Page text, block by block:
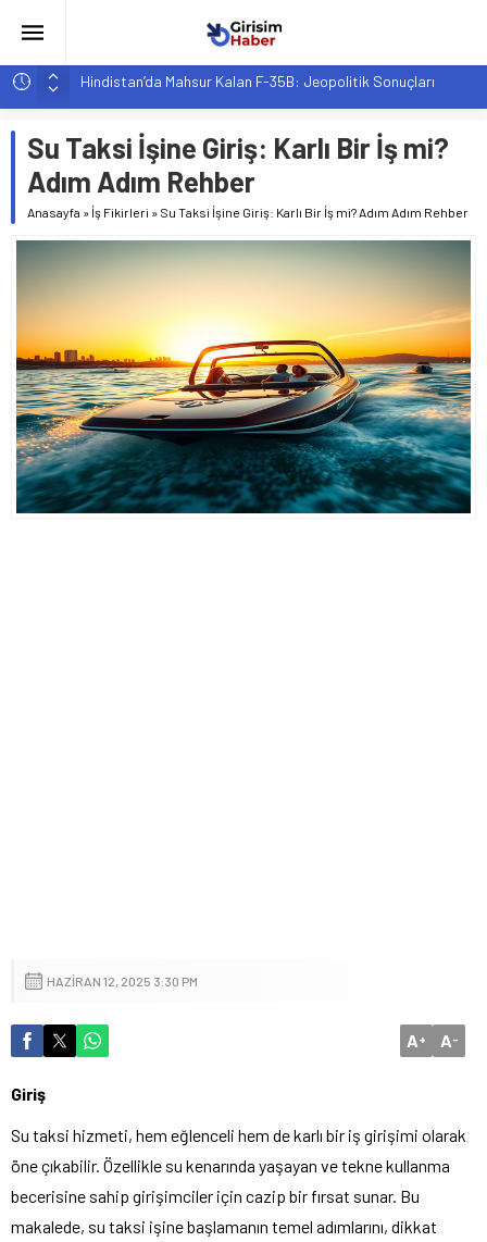
Hindistan’da Mahsur Kalan F-35B: Jeopolitik Sonuçları
Yapay Zeka Destekli Asistanlar: Elon Musk’tan Romantik Bir
Girişimcilik ve Yaşam Tarzı: Şehir Değişiminin Nedenleri ve
Etkileri
YZ ile Tüketici Girişimciliği: Yeni Sosyal Bağlantılar
Girişimciler İçin MYK Belgeli Personel İstihdamı Neden Artık
Bir Tercih Değil, Zorunluluk?
Su Taksi İşine Giriş: Karlı Bir İş mi?
Adım Adım Rehber
Anasayfa » İş Fikirleri » Su Taksi İşine Giriş: Karlı Bir İş mi? Adım Adım Rehber
HAZIRAN 12, 2025 3:30 PM
A+ A-
Giriş
Su taksi hizmeti, hem eğlenceli hem de karlı bir iş girişimi olarak
öne çıkabilir. Özellikle su kenarında yaşayan ve tekne kullanma
becerisine sahip girişimciler için cazip bir fırsat sunar. Bu
makalede, su taksi işine başlamanın temel adımlarını, dikkat